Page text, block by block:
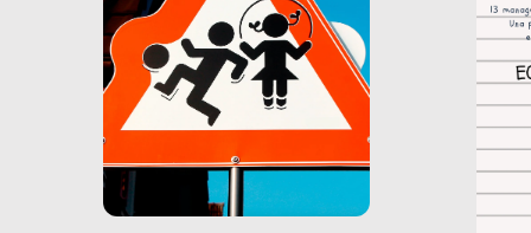
soprattutto nei luoghi di
frattura. Questo reportage
nasce dall’idea che guerre
e crisi penetrino nel tessuto
più intimo delle società per
alterarne le molecole
professionali – e, attraverso
esse, il senso stesso della
lavoro rovescia la sua
gravità.